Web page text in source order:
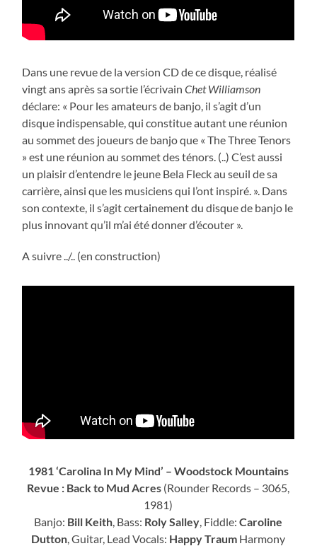
Dans une revue de la version CD de ce disque, réalisé
vingt ans après sa sortie l’écrivainChet Williamson
déclare: « Pour les amateurs de banjo, il s’agit d’un
disque indispensable, qui constitue autant une réunion
au sommet des joueurs de banjo que « The Three Tenors
» est une réunion au sommet des ténors. (..) C’est aussi
un plaisir d’entendre le jeune Bela Fleck au seuil de sa
carrière, ainsi que les musiciens qui l’ont inspiré. ». Dans
son contexte, il s’agit certainement du disque de banjo le
plus innovant qu’il m’ai été donner d’écouter ».
A suivre ../.. (en construction)
1981 ‘Carolina In My Mind’ – Woodstock Mountains
Revue : Back to Mud Acres (Rounder Records – 3065,
1981)
Banjo: Bill Keith, Bass: Roly Salley, Fiddle:Caroline
Dutton, Guitar, Lead Vocals: Happy Traum Harmony